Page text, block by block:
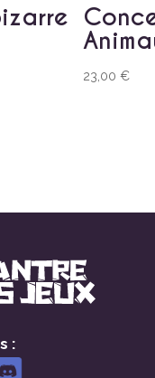
23,00€
: